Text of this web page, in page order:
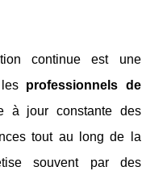
continue est une
professionnels de
à jour constante des
tout au long de la
souvent par des